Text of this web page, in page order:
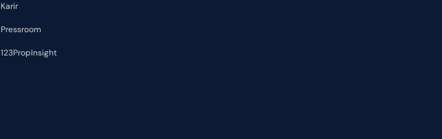
Karir
Pressroom
123PropInsight